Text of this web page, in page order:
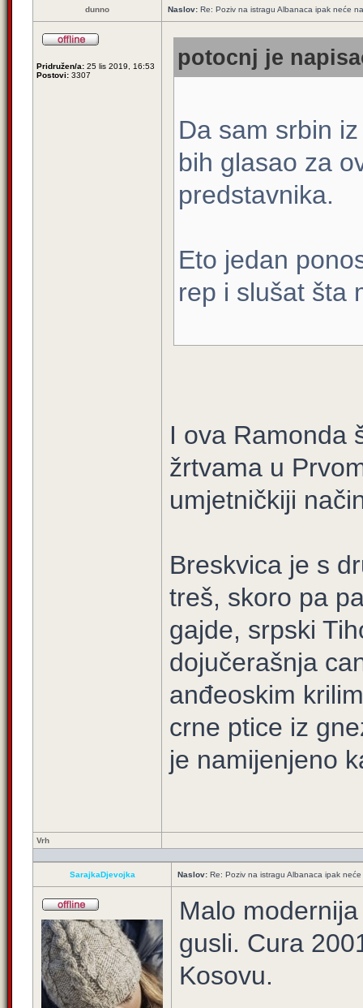
dunno Naslov: Re: Poziv na istragu Albanaca ipak neće
Pridružen/a: 25 lis 2019, 16:53
Postovi: 3307
potocnj je
Da sam srbin
bih glasao za
predstavnika.
Eto jedan
rep i slušat šta
I ova Ramonda
žrtvama u
umjetničkiji
Breskvica je s
treš, skoro pa
gajde, srpski
dojučerašnja
anđeoskim
crne ptice iz
je namijenjeno
Vrh
SarajkaDjevojka Naslov: Re: Poziv na istragu Albanaca ipak
Malo
gusli. Cura
Kosovu.